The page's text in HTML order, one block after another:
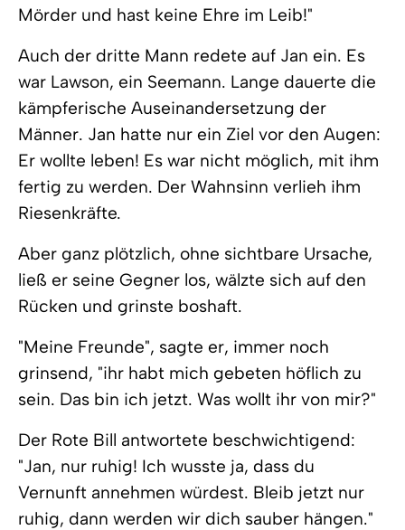
Mörder und hast keine Ehre im Leib!"
Auch der dritte Mann redete auf Jan ein. Es
war Lawson, ein Seemann. Lange dauerte die
kämpferische Auseinandersetzung der
Männer. Jan hatte nur ein Ziel vor den Augen:
Er wollte leben! Es war nicht möglich, mit ihm
fertig zu werden. Der Wahnsinn verlieh ihm
Riesenkräfte.
Aber ganz plötzlich, ohne sichtbare Ursache,
ließ er seine Gegner los, wälzte sich auf den
Rücken und grinste boshaft.
"Meine Freunde", sagte er, immer noch
grinsend, "ihr habt mich gebeten höflich zu
sein. Das bin ich jetzt. Was wollt ihr von mir?"
Der Rote Bill antwortete beschwichtigend:
"Jan, nur ruhig! Ich wusste ja, dass du
Vernunft annehmen würdest. Bleib jetzt nur
ruhig, dann werden wir dich sauber hängen."